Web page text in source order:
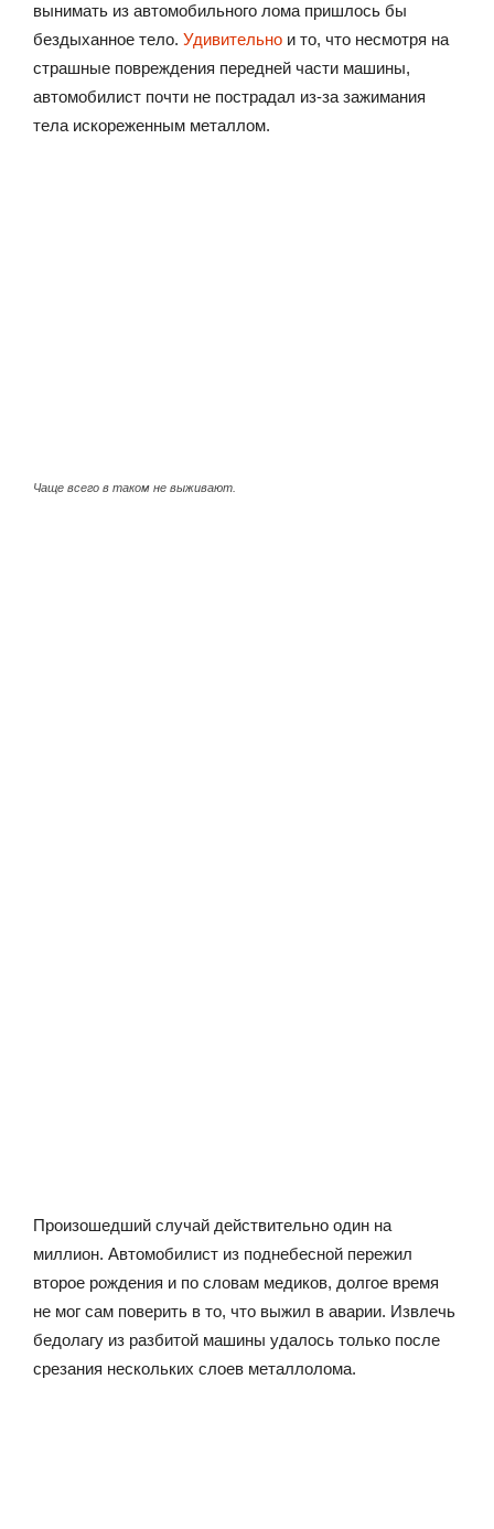
вынимать из автомобильного лома пришлось бы
бездыханное тело. Удивительно и то, что несмотря на
страшные повреждения передней части машины,
автомобилист почти не пострадал из-за зажимания
тела искореженным металлом.
Чаще всего в таком не выживают.
Произошедший случай действительно один на
миллион. Автомобилист из поднебесной пережил
второе рождения и по словам медиков, долгое время
не мог сам поверить в то, что выжил в аварии. Извлечь
бедолагу из разбитой машины удалось только после
срезания нескольких слоев металлолома.